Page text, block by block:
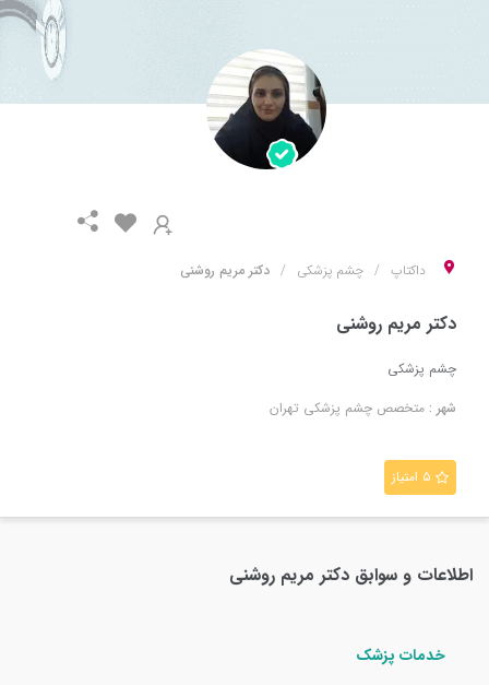
داکتاپ چشم پزشکی دکتر مریم روشنی
دکتر مریم روشنی
چشم پزشکی
شهر : متخصص چشم پزشکی تهران
۵ امتیاز
اطلاعات و سوابق دکتر مریم روشنی
خدمات پزشک